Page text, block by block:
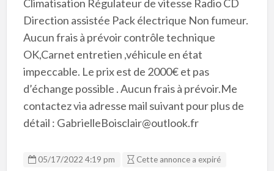
Climatisation Régulateur de vitesse Radio CD
Direction assistée Pack électrique Non fumeur.
Aucun frais à prévoir contrôle technique
OK,Carnet entretien ,véhicule en état
impeccable. Le prix est de 2000€ et pas
d’échange possible . Aucun frais à prévoir.Me
contactez via adresse mail suivant pour plus de
détail : GabrielleBoisclair@outlook.fr
05/17/2022 4:19 pm Cette annonce a expiré